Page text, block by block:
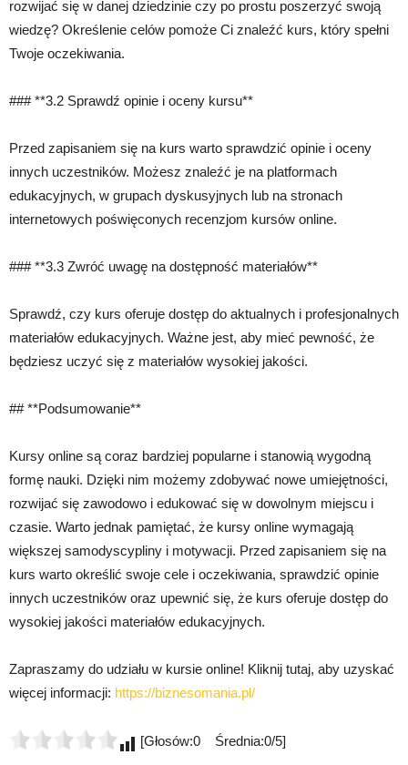
rozwijać się w danej dziedzinie czy po prostu poszerzyć swoją
wiedzę? Określenie celów pomoże Ci znaleźć kurs, który spełni
Twoje oczekiwania.
### **3.2 Sprawdź opinie i oceny kursu**
Przed zapisaniem się na kurs warto sprawdzić opinie i oceny
innych uczestników. Możesz znaleźć je na platformach
edukacyjnych, w grupach dyskusyjnych lub na stronach
internetowych poświęconych recenzjom kursów online.
### **3.3 Zwróć uwagę na dostępność materiałów**
Sprawdź, czy kurs oferuje dostęp do aktualnych i profesjonalnych
materiałów edukacyjnych. Ważne jest, aby mieć pewność, że
będziesz uczyć się z materiałów wysokiej jakości.
## **Podsumowanie**
Kursy online są coraz bardziej popularne i stanowią wygodną
formę nauki. Dzięki nim możemy zdobywać nowe umiejętności,
rozwijać się zawodowo i edukować się w dowolnym miejscu i
czasie. Warto jednak pamiętać, że kursy online wymagają
większej samodyscypliny i motywacji. Przed zapisaniem się na
kurs warto określić swoje cele i oczekiwania, sprawdzić opinie
innych uczestników oraz upewnić się, że kurs oferuje dostęp do
wysokiej jakości materiałów edukacyjnych.
Zapraszamy do udziału w kursie online! Kliknij tutaj, aby uzyskać
więcej informacji: https://biznesomania.pl/
[Głosów:0 Średnia:0/5]